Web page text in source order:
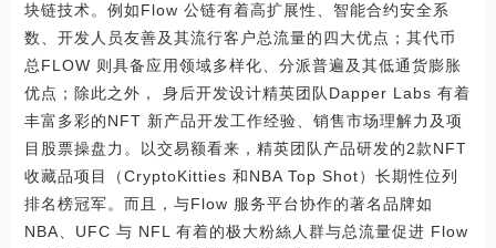
块链技术。例如Flow 公链有着高扩展性、智能合约安全系
数、开发人员友善及其流行客户总流量的四大优点；其代币
总FLOW 则具备应用领域多样化、分派普遍及其低通货膨胀
优点；除此之外， 身后开发设计精英团队Dapper Labs 有着
丰富多彩的NFT 新产品开发工作经验、销售市场理解力及项
目股票操盘力。以交易额看来，精英团队产品研发的2款NFT
收藏品项目（CryptoKitties 和NBA Top Shot）长期性位列
排名榜冠军。而且，与Flow 服务平台协作的著名品牌如
NBA、UFC 与 NFL 有着的极大粉絲人群与总流量促进 Flow